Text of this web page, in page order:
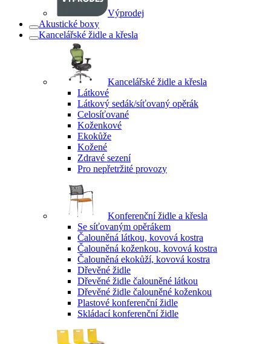
Výprodej
Akustické boxy
Kancelářské židle a křesla
Kancelářské židle a křesla
Látkové
Látkový sedák/síťovaný opěrák
Celosíťované
Koženkové
Ekokůže
Kožené
Zdravé sezení
Pro nepřetržité provozy
Konferenční židle a křesla
Se síťovaným opěrákem
Čalouněná látkou, kovová kostra
Čalouněná koženkou, kovová kostra
Čalouněná ekokůží, kovová kostra
Dřevěné židle
Dřevěné židle čalouněné látkou
Dřevěné židle čalouněné koženkou
Plastové konferenční židle
Skládací konferenční židle